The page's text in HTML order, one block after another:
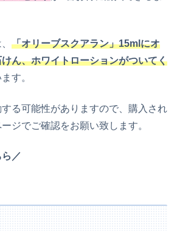
「オリーブスクアラン」15mlにオ
ん、ホワイトローションがついてく
す。
る可能性がありますので、購入され
ジでご確認をお願い致します。
／